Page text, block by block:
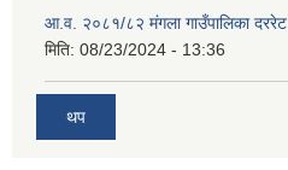
आ.व. २०८१/८२ मंगला गाउँपालिका दररेट
मिति: 08/23/2024 - 13:36
थप